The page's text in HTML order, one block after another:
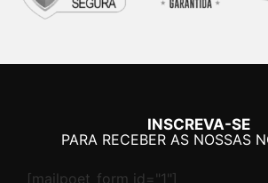
INSCREVA-SE
PARA RECEBER AS NOSSAS
[mailpoet_form id="1"]